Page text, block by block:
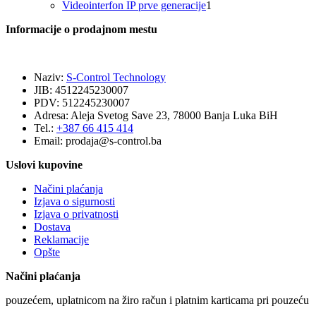
proizvoda
Videointerfon IP prve generacije1
Informacije o prodajnom mestu
Naziv: S-Control Technology
JIB: 4512245230007
PDV: 512245230007
Adresa: Aleja Svetog Save 23, 78000 Banja Luka BiH
Tel.: +387 66 415 414
Email: prodaja@s-control.ba
Uslovi kupovine
Načini plaćanja
Izjava o sigurnosti
Izjava o privatnosti
Dostava
Reklamacije
Opšte
Načini plaćanja
pouzećem, uplatnicom na žiro račun i platnim karticama pri pouzeću